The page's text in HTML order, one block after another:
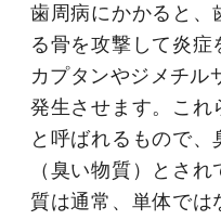
歯周病にかかると、
る骨を攻撃して炎
カプタンやジメチル
発生させます。これ
と呼ばれるもので
（臭い物質）とさ
質は通常、単体では